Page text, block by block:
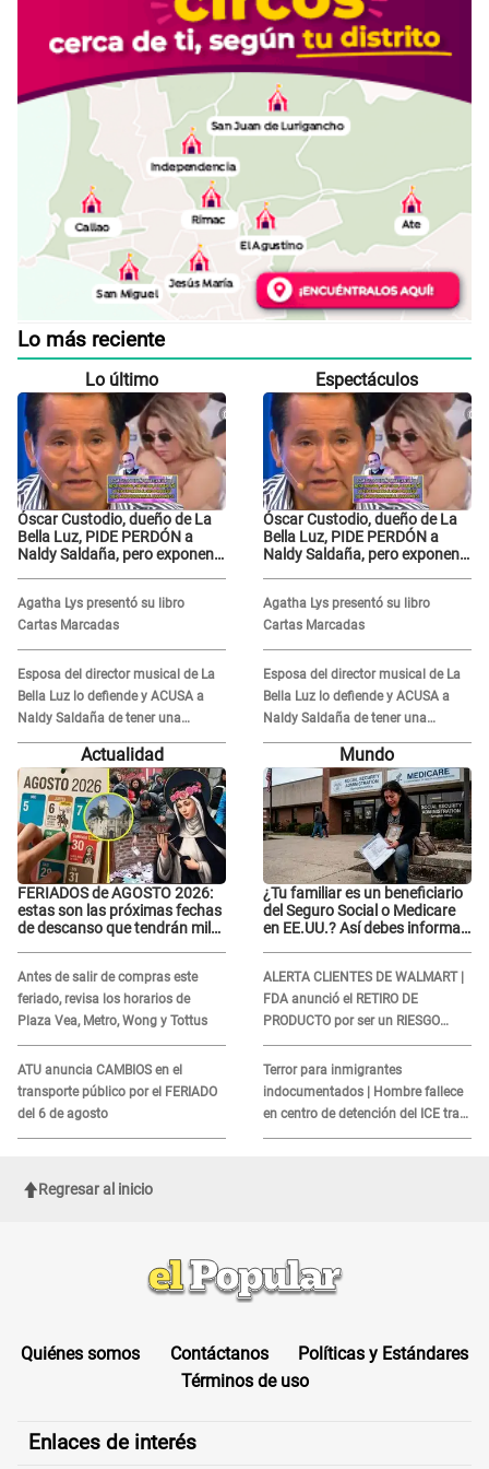
Lo más reciente
Lo último
Óscar Custodio, dueño de La
Bella Luz, PIDE PERDÓN a
Naldy Saldaña, pero exponen
grabar"
Agatha Lys presentó su libro
Cartas Marcadas
Esposa del director musical de La
Bella Luz lo defiende y ACUSA a
Naldy Saldaña de tener una
relación con él y otros integrantes
Espectáculos
Óscar Custodio, dueño de La
Bella Luz, PIDE PERDÓN a
Naldy Saldaña, pero exponen
grabar"
Agatha Lys presentó su libro
Cartas Marcadas
Esposa del director musical de La
Bella Luz lo defiende y ACUSA a
Naldy Saldaña de tener una
relación con él y otros integrantes
Actualidad
FERIADOS de AGOSTO 2026:
estas son las próximas fechas
de descanso que tendrán miles
Antes de salir de compras este
feriado, revisa los horarios de
Plaza Vea, Metro, Wong y Tottus
ATU anuncia CAMBIOS en el
transporte público por el FERIADO
del 6 de agosto
Mundo
¿Tu familiar es un beneficiario
del Seguro Social o Medicare
en EE.UU.? Así debes informar
ALERTA CLIENTES DE WALMART |
FDA anunció el RETIRO DE
PRODUCTO por ser un RIESGO
MORTAL para consumidores: ¿Cuál
es?
Terror para inmigrantes
indocumentados | Hombre fallece
en centro de detención del ICE tras
sufrir una "emergencia médica"
Regresar al inicio
Quiénes somos Contáctanos
Políticas y Estándares
Términos de uso
Enlaces de interés